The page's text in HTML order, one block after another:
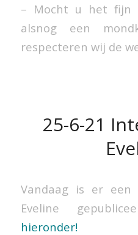
– Mocht u het fijn
alsnog een
respecteren wij de
25-6-21
Vandaag is er
Eveline
hieronder!